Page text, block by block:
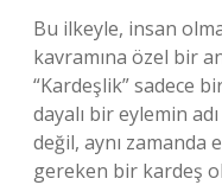
Bu ilkeyle, insan
kavramına özel bir
“Kardeşlik” sadece
dayalı bir eylemin
değil, aynı zamanda
gereken bir kardeş